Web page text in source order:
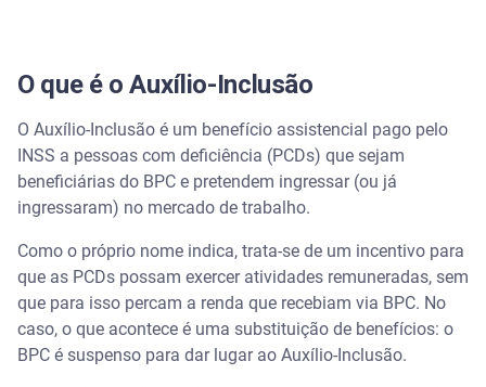
O que é o Auxílio-Inclusão
O Auxílio-Inclusão é um benefício assistencial pago pelo
INSS a pessoas com deficiência (PCDs) que sejam
beneficiárias do BPC e pretendem ingressar (ou já
ingressaram) no mercado de trabalho.
Como o próprio nome indica, trata-se de um incentivo para
que as PCDs possam exercer atividades remuneradas, sem
que para isso percam a renda que recebiam via BPC. No
caso, o que acontece é uma substituição de benefícios: o
BPC é suspenso para dar lugar ao Auxílio-Inclusão.